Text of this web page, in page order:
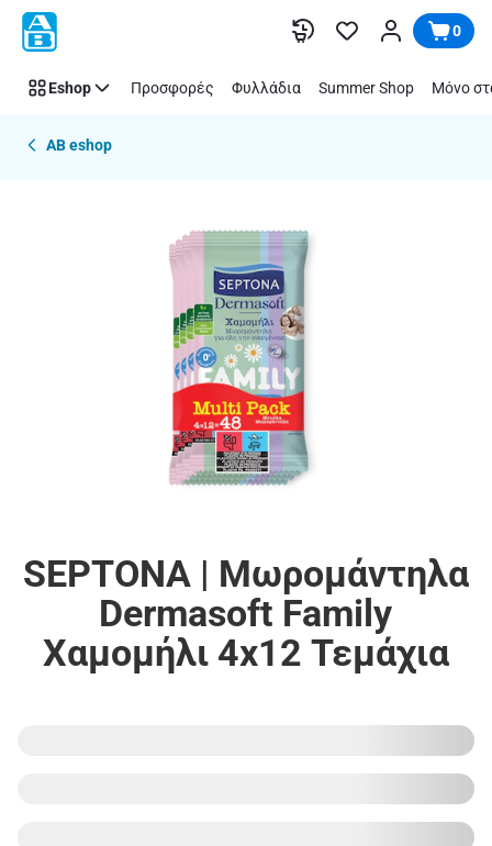
Παράλειψη 0
Eshop Προσφορές Φυλλάδια Summer Shop Μόνο
AB eshop
SEPTONA | Μωρομάντηλα
Dermasoft Family
Χαμομήλι 4x12 Τεμάχια